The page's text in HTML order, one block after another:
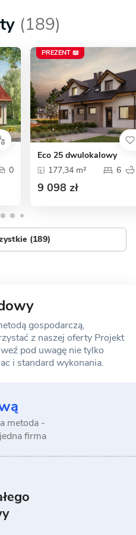
(189)
0
PREZENT 📖
Eco 25 dwulokalowy
177,34 m²
6
9 098 zł
(189)
gospodarczą,
z naszej oferty Projekt
pod uwagę nie tylko
i standard wykonania.
metoda -
firma